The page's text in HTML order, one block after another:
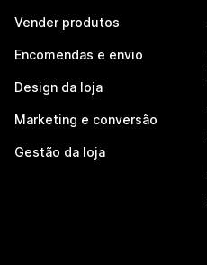
Vender produtos
Encomendas e envio
Design da loja
Marketing e conversão
Gestão da loja